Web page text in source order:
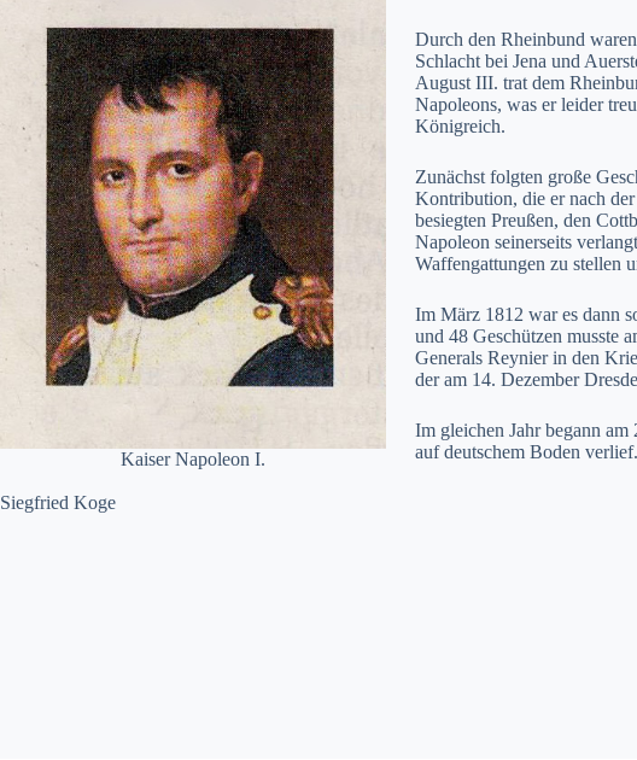
Kaiser Napoleon I.
Durch den Rheinbund
Schlacht bei Jena und
August III. trat dem
Napoleons, was er leider
Königreich.
Zunächst folgten große
Kontribution, die er nach
besiegten Preußen, den
Napoleon seinerseits
Waffengattungen zu stellen
Im März 1812 war es dann
und 48 Geschützen musste
Generals Reynier in den
der am 14. Dezember
Im gleichen Jahr begann
auf deutschem Boden verlief.
Siegfried Koge